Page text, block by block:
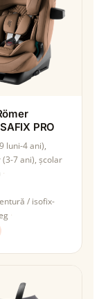
PRO
luni-4 ani),
7 ani), școlar
/ isofix-